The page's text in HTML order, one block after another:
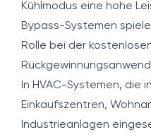
Kühlmodus eine hohe
Bypass-Systemen
Rolle bei der
In HVAC-Systemen, die
Einkaufszentren,
Industrieanlagen